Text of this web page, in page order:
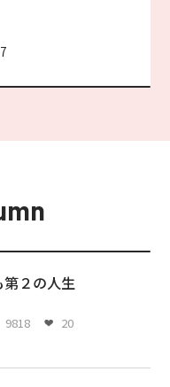
第２の人生
9818 20